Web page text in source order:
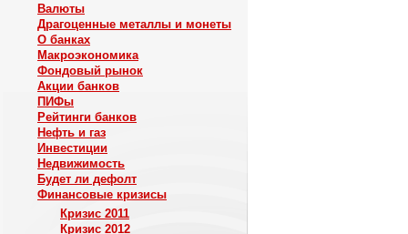
Валюты
Драгоценные металлы и монеты
О банках
Макроэкономика
Фондовый рынок
Акции банков
ПИФы
Рейтинги банков
Нефть и газ
Инвестиции
Недвижимость
Будет ли дефолт
Финансовые кризисы
Кризис 2011
Кризис 2012